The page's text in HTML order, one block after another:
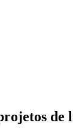
de